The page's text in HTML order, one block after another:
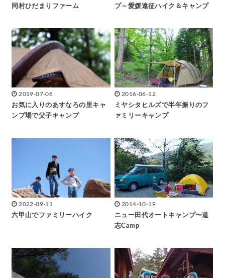
同村ひだまりファーム
プ～愛媛遠征ハイク＆キャンプ
2019-07-08
お気に入りのあすなろの里キャ
ンプ場で父子キャンプ
2016-06-12
ミヤシタヒルズで半年振りのフ
ァミリーキャンプ
2022-09-11
六甲山でファミリーハイク
2014-10-19
ニュー田代オートキャンプ〜道
志Camp